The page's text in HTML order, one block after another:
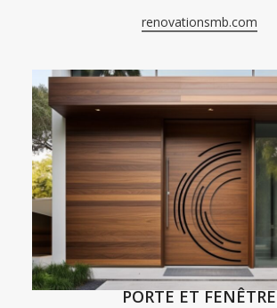
renovationsmb.com
PORTE ET FENÊTRE